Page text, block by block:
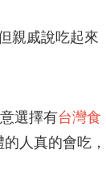
親戚說吃起來
選擇有台灣食
人真的會吃，